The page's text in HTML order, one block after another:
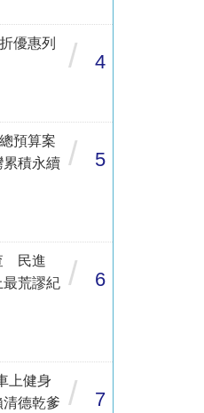
優惠列
/ 4
預算案
積永續 / 5
民進
最荒謬紀 / 6
上健身
德乾爹
/ 7